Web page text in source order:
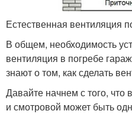
Естественная вентиляция
В общем, необходимость
вентиляция в погребе
знают о том, как сделать
Давайте начнем с того, что
и смотровой может быть